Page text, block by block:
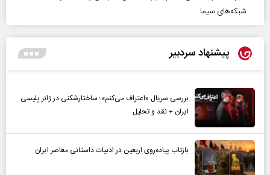
شبکه‌های سیما
پیشنهاد سردبیر
بررسی سریال «اعتراف می‌کنم»؛ ساختارشکنی در ژانر پلیسی
ایران + نقد و تحلیل
بازتاب پیاده‌روی اربعین در ادبیات داستانی معاصر ایران